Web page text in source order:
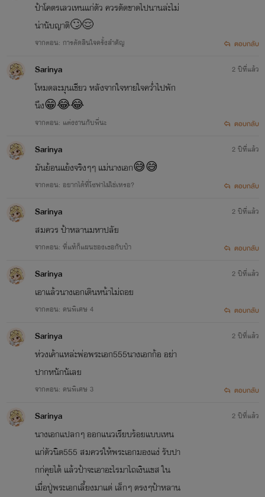
ป้าโคตรเลวเหนแก่ตัว ควรตัดขาดไปนานล่ะไม่
น่านับญาติ🙄😌
จากตอน: การตัดสินใจครั้งสำคัญ ตอบกลับ
Sarinya
โหมดละมุนเชียว หลังจากใจหายใจคว่ำไปพัก
นึง😁😂😂
จากตอน: แต่งงานกับพี่นะ
2 ปีที่แล้ว
ตอบกลับ
Sarinya
มันย้อนแย้งจริงๆๆ แม่นางเอก😅😅
จากตอน: อยากได้ที่โซฟาไม่ใช่เหรอ?
2 ปีที่แล้ว
ตอบกลับ
Sarinya
สมควร ป้าหลานมหาปลัย
จากตอน: ที่แท้ก็แผนของเธอกับป้า
2 ปีที่แล้ว
ตอบกลับ
Sarinya
เอาแล้วนางเอกเดินหน้าไม่ถอย
จากตอน: คนพิเศษ 4
2 ปีที่แล้ว
ตอบกลับ
Sarinya
ห่วงเค้าแหล่ะพ่อพระเอก555นางเอกก้อ อย่า
ปากหนักนัเลย
จากตอน: คนพิเศษ 3
2 ปีที่แล้ว
ตอบกลับ
Sarinya
นางเอกแปลกๆ ออกแนวเรียบร้อยแบบเหน
แก่ตัวนิด555 สมควรให้พระเอกมองแง่ รับปา
กก่คุยได้ แล้วป้าจะเอาอะไรมาไถเงินเขส ใน
เมื่อปู่พระเอกเลี้ยงมาแต่ เล็กๆ ตรงๆป้าหลาน
2 ปีที่แล้ว